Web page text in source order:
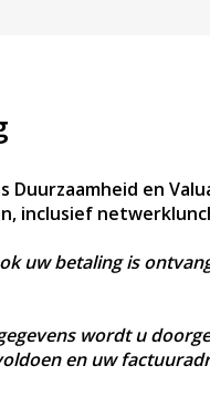
Duurzaamheid en
inclusief
uw betaling is
wordt u
en uw